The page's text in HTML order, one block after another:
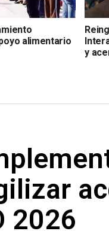
alimentario
y
2026